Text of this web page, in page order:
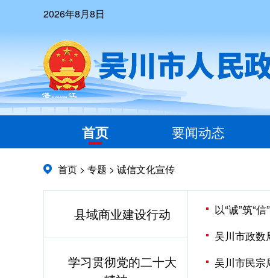
2026年8月8日
首页 要闻动态
首页 > 专题 > 诚信文化宣传
县域商业建设行动
学习贯彻党的二十大
以“诚”筑“
吴川市政数
吴川市民宗